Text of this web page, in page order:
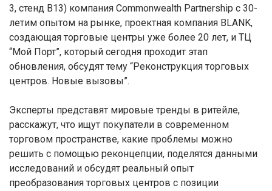
3, стенд B13) компания Commonwealth Partnership с 30-
летим опытом на рынке, проектная компания BLANK,
создающая торговые центры уже более 20 лет, и ТЦ
“Мой Порт”, который сегодня проходит этап
обновления, обсудят тему “Реконструкция торговых
центров. Новые вызовы”.
Эксперты представят мировые тренды в ритейле,
расскажут, что ищут покупатели в современном
торговом пространстве, какие проблемы можно
решить с помощью реконцепции, поделятся данными
исследований и обсудят реальный опыт
преобразования торговых центров с позиции